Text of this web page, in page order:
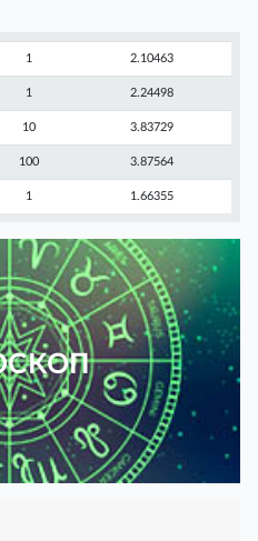
1 2.10463
1 2.24498
10 3.83729
100 3.87564
1 1.66355